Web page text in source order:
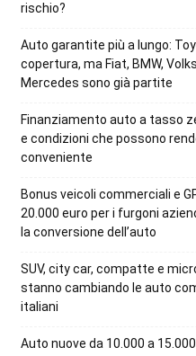
rischio?
Auto garantite più a lungo:
copertura, ma Fiat, BMW,
Mercedes sono già partite
Finanziamento auto a tasso
e condizioni che possono
conveniente
Bonus veicoli commerciali e
20.000 euro per i furgoni
la conversione dell’auto
SUV, city car, compatte e
stanno cambiando le auto
italiani
Auto nuove da 10.000 a